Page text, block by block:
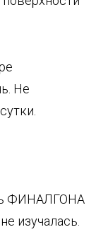
Не
ФИНАЛГОНА
изучалась.